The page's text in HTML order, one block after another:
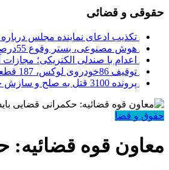
حقوقی و قضائی
تکذیب ادعای نماینده مجلس
هوش مصنوعی، بستر وقوع 55درصد جرایم سایبری آفریقاست
اعدام با صندلی الکتریکی؛
توقیف 86خودروی لوکس، 187 قطعه زمین و 86 آپارتمان تراستی‌ها
پرونده 3100 قتل به صلح و سازش ختم شد
حقوق و قضا
معاون قوه